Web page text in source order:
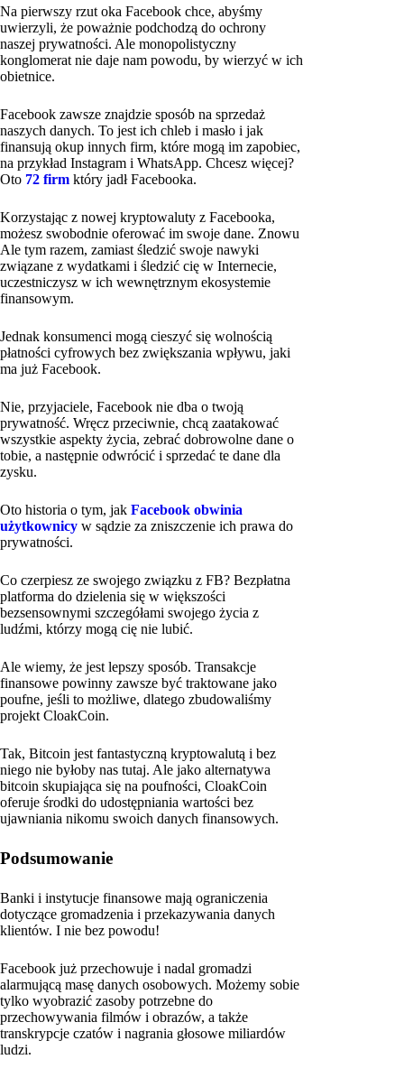
Na pierwszy rzut oka Facebook chce, abyśmy
uwierzyli, że poważnie podchodzą do ochrony
naszej prywatności. Ale monopolistyczny
konglomerat nie daje nam powodu, by wierzyć w ich
obietnice.
Facebook zawsze znajdzie sposób na sprzedaż
naszych danych. To jest ich chleb i masło i jak
finansują okup innych firm, które mogą im zapobiec,
na przykład Instagram i WhatsApp. Chcesz więcej?
Oto 72 firm który jadł Facebooka.
Korzystając z nowej kryptowaluty z Facebooka,
możesz swobodnie oferować im swoje dane. Znowu
Ale tym razem, zamiast śledzić swoje nawyki
związane z wydatkami i śledzić cię w Internecie,
uczestniczysz w ich wewnętrznym ekosystemie
finansowym.
Jednak konsumenci mogą cieszyć się wolnością
płatności cyfrowych bez zwiększania wpływu, jaki
ma już Facebook.
Nie, przyjaciele, Facebook nie dba o twoją
prywatność. Wręcz przeciwnie, chcą zaatakować
wszystkie aspekty życia, zebrać dobrowolne dane o
tobie, a następnie odwrócić i sprzedać te dane dla
zysku.
Oto historia o tym, jak Facebook obwinia
użytkownicy w sądzie za zniszczenie ich prawa do
prywatności.
Co czerpiesz ze swojego związku z FB? Bezpłatna
platforma do dzielenia się w większości
bezsensownymi szczegółami swojego życia z
ludźmi, którzy mogą cię nie lubić.
Ale wiemy, że jest lepszy sposób. Transakcje
finansowe powinny zawsze być traktowane jako
poufne, jeśli to możliwe, dlatego zbudowaliśmy
projekt CloakCoin.
Tak, Bitcoin jest fantastyczną kryptowalutą i bez
niego nie byłoby nas tutaj. Ale jako alternatywa
bitcoin skupiająca się na poufności, CloakCoin
oferuje środki do udostępniania wartości bez
ujawniania nikomu swoich danych finansowych.
Podsumowanie
Banki i instytucje finansowe mają ograniczenia
dotyczące gromadzenia i przekazywania danych
klientów. I nie bez powodu!
Facebook już przechowuje i nadal gromadzi
alarmującą masę danych osobowych. Możemy sobie
tylko wyobrazić zasoby potrzebne do
przechowywania filmów i obrazów, a także
transkrypcje czatów i nagrania głosowe miliardów
ludzi.